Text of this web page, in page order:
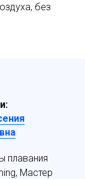
без
плавания
Мастер